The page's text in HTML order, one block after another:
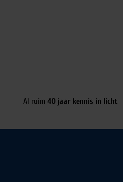
Al ruim 40 jaar kennis in licht